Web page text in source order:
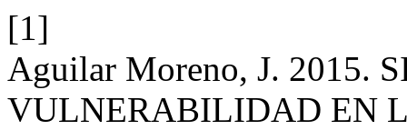
[1]
Aguilar Moreno, J. 2015.
VULNERABILIDAD EN